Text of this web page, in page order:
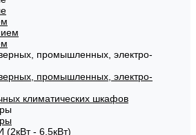
промышленных, электро-
промышленных, электро-
климатических шкафов
- 6,5кВт)